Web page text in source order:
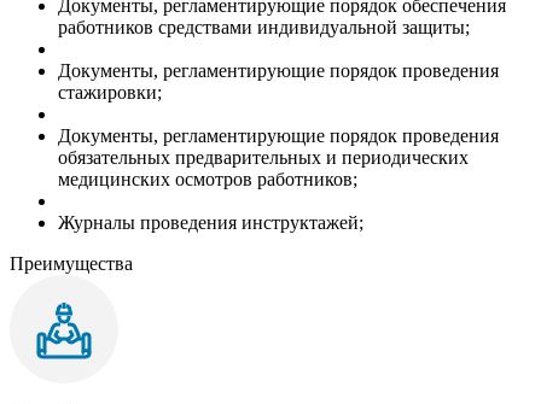
Документы, регламентирующие порядок обеспечения
работников средствами индивидуальной защиты;
Документы, регламентирующие порядок проведения
стажировки;
Документы, регламентирующие порядок проведения
обязательных предварительных и периодических
медицинских осмотров работников;
Журналы проведения инструктажей;
Преимущества